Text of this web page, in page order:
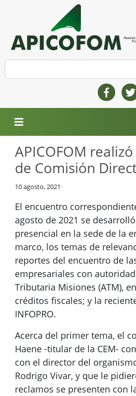
APICOFOM
de Comisión
10 agosto, 2021
El encuentro
agosto de 2021 se
presencial en la sede de la
marco, los temas de
reportes del encuentro de
empresariales con
Tributaria Misiones (ATM),
créditos fiscales; y la
INFOPRO.
Acerca del primer tema, el
Haene -titular de la CEM-
con el director del
Rodrigo Vivar, y que le
reclamos se presenten con